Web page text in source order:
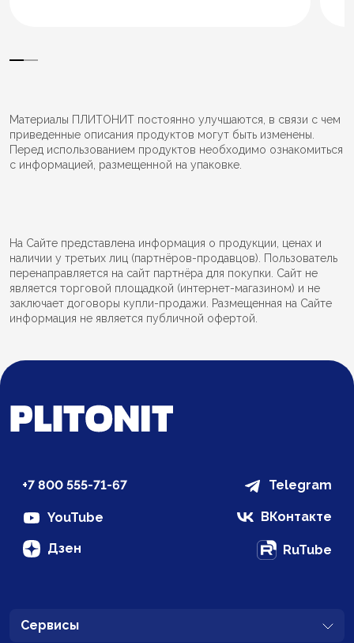
Материалы ПЛИТОНИТ постоянно улучшаются, в связи с чем
приведенные описания продуктов могут быть изменены.
Перед использованием продуктов необходимо ознакомиться
с информацией, размещенной на упаковке.
На Сайте представлена информация о продукции, ценах и
наличии у третьих лиц (партнёров-продавцов). Пользователь
перенаправляется на сайт партнёра для покупки. Сайт не
является торговой площадкой (интернет-магазином) и не
заключает договоры купли-продажи. Размещенная на Сайте
информация не является публичной офертой.
+7 800 555-71-67 Telegram
YouTube ВКонтакте
Дзен RuTube
Сервисы